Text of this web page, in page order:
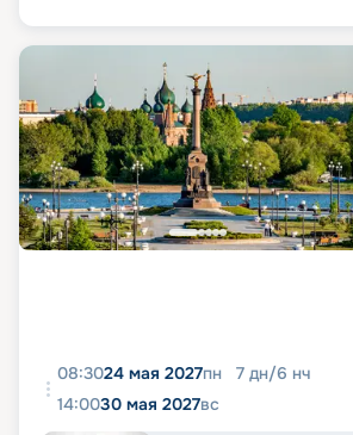
08:3024 мая 2027пн 7 дн/6 нч
14:0030 мая 2027вс